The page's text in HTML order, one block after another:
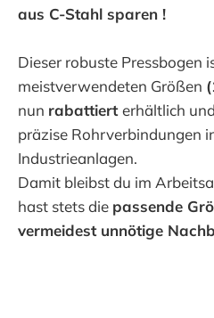
aus C-Stahl sparen !
Dieser robuste Pressbogen
meistverwendeten Größen
nun rabattierterhältlich
präzise Rohrverbindungen
Industrieanlagen.
Damit bleibst du im
hast stets die passende
vermeidest unnötige